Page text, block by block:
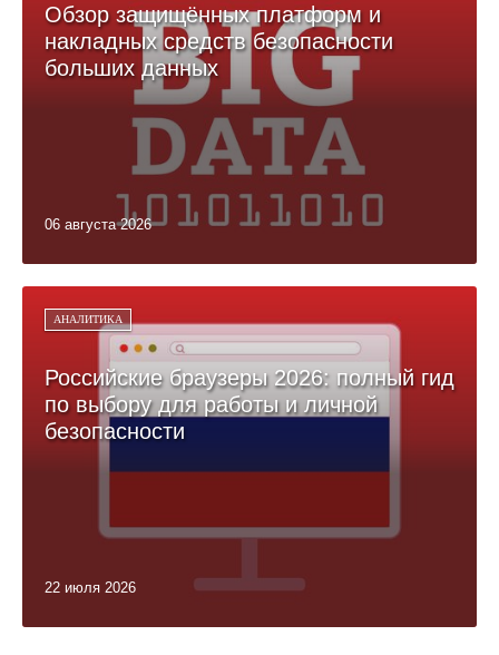
Обзор защищённых платформ и
накладных средств безопасности
больших данных
06 августа 2026
АНАЛИТИКА
Российские браузеры 2026: полный гид
по выбору для работы и личной
безопасности
22 июля 2026